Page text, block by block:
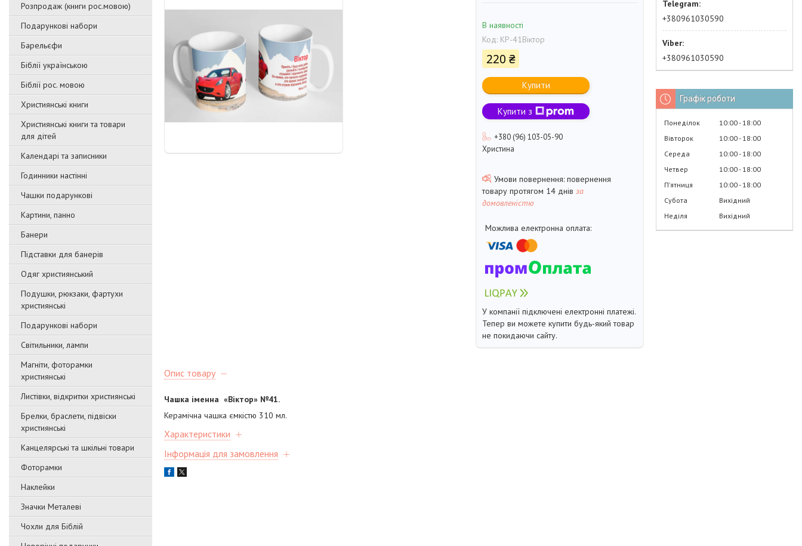
Розпродаж (книги рос.мовою)
Подарункові набори
Барельєфи
Біблії українською
Біблії рос. мовою
Християнські книги
Християнські книги та товари
для дітей
Календарі та записники
Годинники настінні
Чашки подарункові
Картини, панно
Банери
Підставки для банерів
Одяг християнський
Подушки, рюкзаки, фартухи
християнські
Подарункові набори
Світильники, лампи
Магніти, фоторамки
християнські
Листівки, відкритки християнські
Брелки, браслети, підвіски
християнські
Канцелярські та шкільні товари
Фоторамки
Наклейки
Значки Металеві
Чохли для Біблій
В наявності
Код: КР-41Віктор
220 ₴
Купити
Купити з
+380 (96) 103-05-90
Христина
повернення
товару протягом 14 днів за
домовленістю
У компанії підключені електронні платежі.
Тепер ви можете купити будь-який товар
не покидаючи сайту.
Опис товару
Чашка іменна «Віктор» №41.
Керамічна чашка ємкістю 310 мл.
Характеристики
Інформація для замовлення
+380961030590
+380961030590
Графік роботи
Понеділок 10:00 18:00
Вівторок
10:00 18:00
Середа
10:00 18:00
Четвер
10:00 18:00
Пʼятниця
10:00 18:00
Субота
Вихідний
Неділя
Вихідний